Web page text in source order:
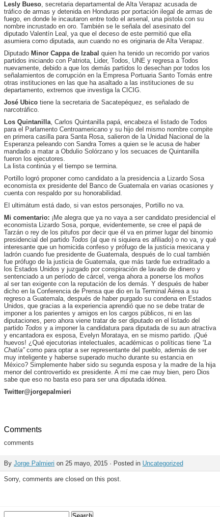
Lesly Bueso, secretaria departamental de Alta Verapaz acusada de
tráfico de armas y detenida en Honduras por portación ilegal de armas de
fuego, en donde le incautaron entre todo el arsenal, una pistola con su
nombre incrustado en oro. También se le señala del asesinato del
diputado Valentín Leal, ya que el deceso de este permitió que ella
asumiera como diputada, aun cuando no es originaria de Alta Verapaz.
Diputado Minor Cappa de Izabal quien ha tenido un recorrido por varios
partidos iniciando con Patriota, Lider, Todos, UNE y regresa a Todos
nuevamente, debido a que los demás partidos lo desechan por todos los
señalamientos de corrupción en la Empresa Portuaria Santo Tomás entre
otras instituciones en las que ha asaltado a las instituciones de su
departamento, extremos que investiga la CICIG.
José Ubico tiene la secretaria de Sacatepéquez, es señalado de
narcotráfico.
Los Quintanilla, Carlos Quintanilla papá, encabeza el listado de Todos
para el Parlamento Centroamericano y su hijo del mismo nombre compite
en primera casilla para Santa Rosa, salieron de la Unidad Nacional de la
Esperanza peleando con Sandra Torres a quien se le acusa de haber
mandado a matar a Obdulio Solórzano y los secuaces de Quintanilla
fueron los ejecutores.
La lista continúa y el tiempo se termina.
Portillo logró proponer como candidato a la presidencia a Lizardo Sosa
economista ex presidente del Banco de Guatemala en varias ocasiones y
cuenta con respaldo por su honorabilidad.
El ultimátum está dado, si van estos personajes, Portillo no va.
Mi comentario: ¡Me alegra que ya no vaya a ser candidato presidencial el
economista Lizardo Sosa, porque, evidentemente, se cree el papá de
Tarzán o rey de los pitufos por decir que él va en primer lugar del binomio
presidencial del partido Todos (al que ni siquiera es afiliado) o no va, y qué
interesante que un homicida confeso y prófugo de la justicia mexicana y
ladrón cuando fue presidente de Guatemala, después de lo cual también
fue prófugo de la justicia de Guatemala, que más tarde fue extraditado a
los Estados Unidos y juzgado por conspiración de lavado de dinero y
sentenciado a un período de cárcel, venga ahora a ponerse los moños
al ser tan exigente con la reputación de los demás. Y después de haber
dicho en la Conferencia de Prensa que dio en la Terminal Aérea a su
regreso a Guatemala, después de haber purgado su condena en Estados
Unidos, que gracias a la experiencia aprendió que no se debe tratar de
imponer a los parientes y amigos en los cargos públicos, ni en las
diputaciones, pero ahora viene tratar de ser diputado en el listado del
partido Todos y a imponer la candidatura para diputada de su aun atractiva
y encantadora ex esposa, Evelyn Morataya, en se mismo partido. ¡Qué
huevos! ¿Qué ejecutorias intelectuales, académicas o políticas tiene “La
Chatía”como para optar a ser representante del pueblo, además de ser
muy inteligente y haberse superado mucho durante su estancia en
México? Simplemente haber sido su segunda esposa y la madre de la hija
menor del controvertido ex presidente. A mí me cae muy bien, pero Dios
sabe que eso no basta eso para ser una diputada idónea.
Twitter@jorgepalmieri
Comments
comments
By Jorge Palmieri on 25 mayo, 2015 · Posted in Uncategorized
Sorry, comments are closed on this post.